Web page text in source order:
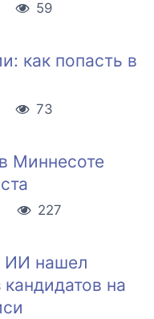
59
как попасть в
73
Миннесоте
227
ИИ нашел
на